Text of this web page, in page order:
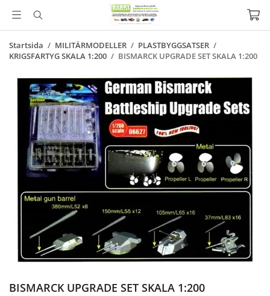
Startsida / MILITÄRMODELLER / PLASTBYGGSATSER /
KRIGSFARTYG SKALA 1:200 / BISMARCK UPGRADE SET SKALA 1:200
BISMARCK UPGRADE SET SKALA 1:200